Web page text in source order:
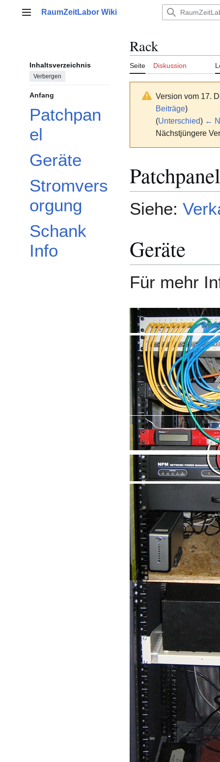
Hauptmenü
RaumZeitLabor Wiki
Inhaltsverzeichnis
Verbergen
Anfang
Patchpan
el
Geräte
Stromvers
orgung
Schank
Info
Rack
Seite Diskussion
Version vom 17.
Beiträge)
(Unterschied) ←
Nächstjüngere
Patchpanel
Siehe:
Geräte
Für mehr